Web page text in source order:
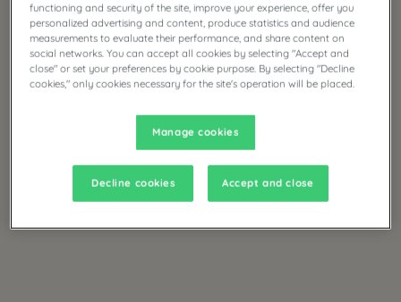
functioning and security of the site, improve your experience, offer you
personalized advertising and content, produce statistics and audience
measurements to evaluate their performance, and share content on
social networks. You can accept all cookies by selecting "Accept and
close" or set your preferences by cookie purpose. By selecting "Decline
cookies," only cookies necessary for the site's operation will be placed.
Manage cookies
Decline cookies Accept and close